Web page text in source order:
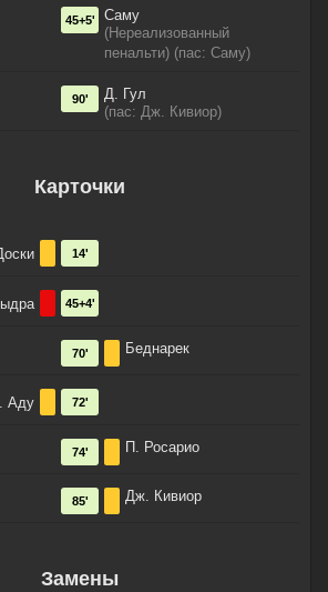
Саму
(Нереализованный
пенальти) (пас: Саму)
45+5'
Д. Гул
(пас: Дж. Кивиор)
90'
Карточки
14'
45+4'
Беднарек
70'
Аду 72'
П. Росарио
74'
Дж. Кивиор
85'
Замены